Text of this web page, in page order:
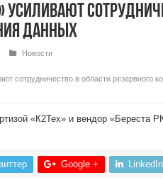
усиливают
данных
Новости
сотрудничество в области резервного
«К2Тех» и вендор «Береста
Google + LinkedIn